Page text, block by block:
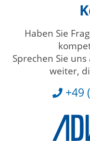
Haben Sie
Sprechen Sie
weiter,
+49